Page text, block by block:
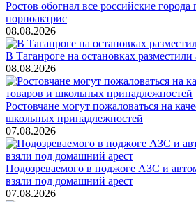
Ростов обогнал все российские города
порноактрис
08.08.2026
В Таганроге на остановках
08.08.2026
Ростовчане могут пожаловаться на
школьных принадлежностей
07.08.2026
Подозреваемого в поджоге АЗС и
взяли под домашний арест
07.08.2026